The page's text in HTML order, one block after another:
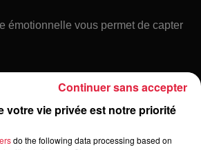
émotionnelle vous permet de capter
votre vie privée est notre priorité
do the following data processing based on
Continuer sans accepter